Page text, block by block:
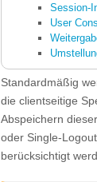
Session-
User
Standardmäßig
die clientseitige
Abspeichern
oder Single-
berücksichtigt